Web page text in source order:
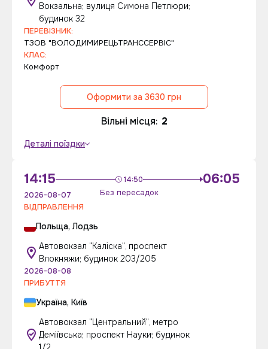
Вокзальна; вулиця Симона Петлюри;
будинок 32
ПЕРЕВІЗНИК:
ТЗОВ "ВОЛОДИМИРЕЦЬТРАНССЕРВІС"
КЛАС:
Комфорт
Оформити за 3630 грн
Вільні місця: 2
Деталі поїздки
14:15 14:50
Без пересадок
06:05
2026-08-07
ВІДПРАВЛЕННЯ
Польща, Лодзь
Автовокзал "Каліска", проспект
Влокняжи; будинок 203/205
2026-08-08
ПРИБУТТЯ
Україна, Київ
Автовокзал "Центральний", метро
Деміївська; проспект Науки; будинок